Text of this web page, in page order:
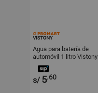
VISTONY
Agua para batería de
automóvil 1 litro Vistony
s/ 5.60